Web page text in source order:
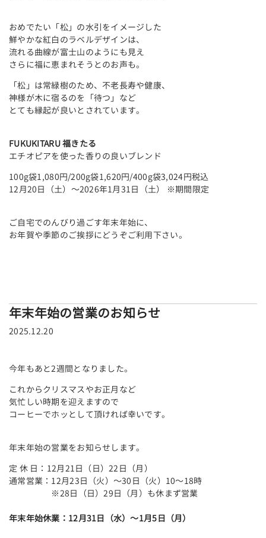
おめでたい「松」の水引をイメージした
鮮やかな紅白のラベルデザインは、
流れる曲線が富士山のようにも見え
さらに福に恵まれそうとのお声も。
「松」は常緑樹のため、不老長寿や健康、
神様が木に宿るのを「待つ」など
とても縁起が良いとされています。
FUKUKITARU 福きたる
エチオピアを使った香りの良いブレンド
100g袋1,080円/200g袋1,620円/400g袋3,024円税込
12月20日（土）～2026年1月31日（土） ※期間限定
ご自宅でのんびり過ごす年末年始に、
お年賀や季節のご挨拶にどうぞご利用下さい。
年末年始の営業のお知らせ
2025.12.20
今年もあと2週間となりました。
これからクリスマスやお正月など
気忙しい時期を迎えますので
コーヒーでホッとして頂ければ幸いです。
年末年始の営業をお知らせします。
定 休 日：12月21日（日）22日（月）
通常営業：12月23日（火）～30日（火）10～18時
※28日（日）29日（月）も休まず営業
年末年始休業：12月31日（水）～1月5日（月）